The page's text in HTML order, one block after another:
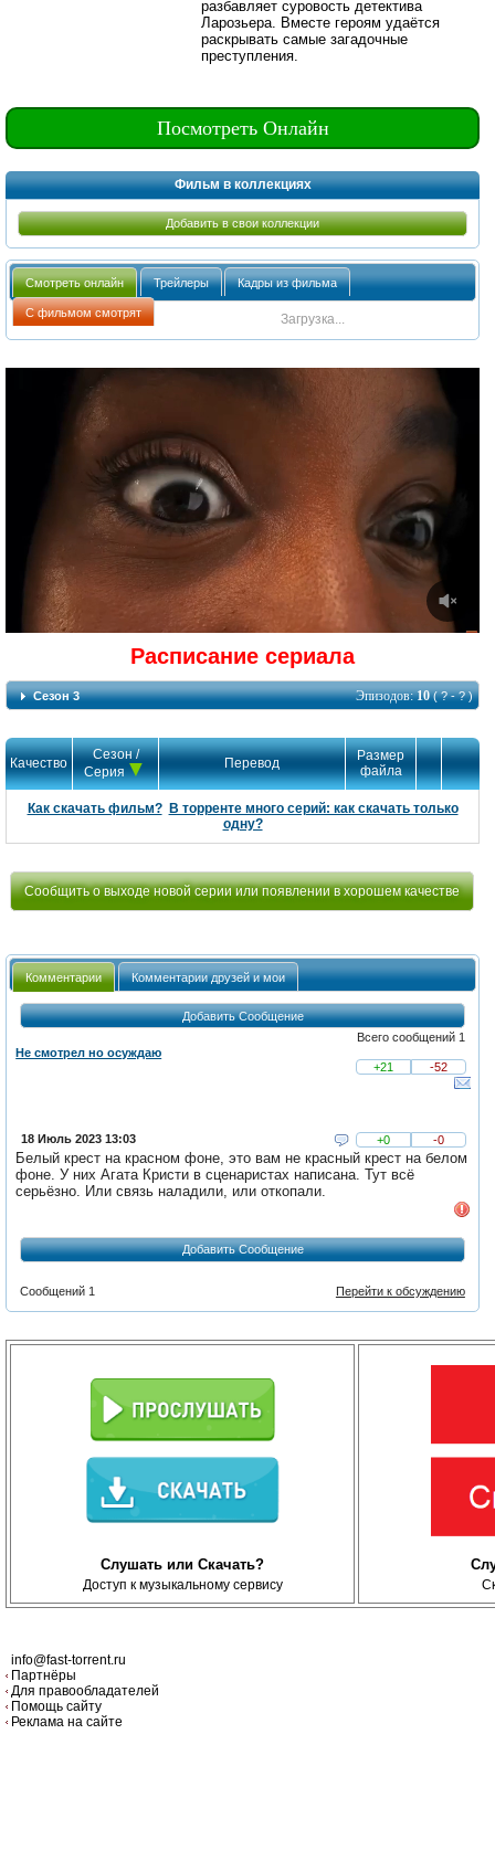
разбавляет суровость детектива
Ларозьера. Вместе героям удаётся
раскрывать самые загадочные
преступления.
Посмотреть Онлайн
Фильм в коллекциях
Добавить в свои коллекции
Смотреть онлайн Трейлеры Кадры из фильма
С фильмом смотрят Загрузка...
Расписание сериала
Сезон 3 Эпизодов:10( ? - ? )
Качество
Сезон /
Серия
Перевод
Размер
файла
Как скачать фильм?
В торренте много серий: как скачать только
одну?
Сообщить о выходе новой серии или появлении в хорошем качестве
Комментарии Комментарии друзей и мои
Добавить Сообщение
Всего сообщений 1
Не смотрел но осуждаю
+21
-52
18 Июль 2023 13:03 +0 -0
Белый крест на красном фоне, это вам не красный крест на белом
фоне. У них Агата Кристи в сценаристах написана. Тут всё
серьёзно. Или связь наладили, или откопали.
Добавить Сообщение
Сообщений 1 Перейти к обсуждению
Слушать или Скачать?
Доступ к музыкальному сервису
info@fast-torrent.ru
Партнёры
Для правообладателей
Помощь сайту
Реклама на сайте